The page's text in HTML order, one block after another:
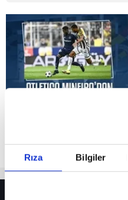
Rıza Bilgiler
Reddet